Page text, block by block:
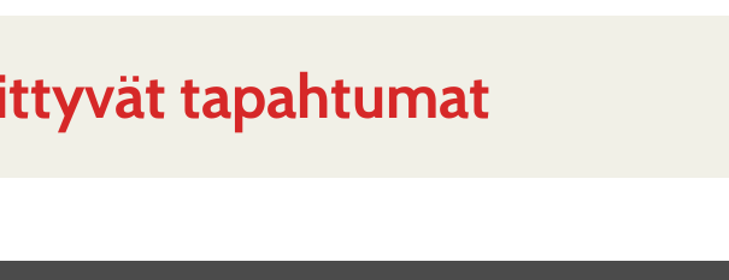
tapahtumat